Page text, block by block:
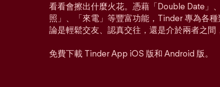
看看會擦出什麼火花。憑藉「Double Date」
照」、「來電」等豐富功能，Tinder 專為各
論是輕鬆交友、認真交往，還是介於兩者之間
免費下載 Tinder App iOS 版和 Android 版。